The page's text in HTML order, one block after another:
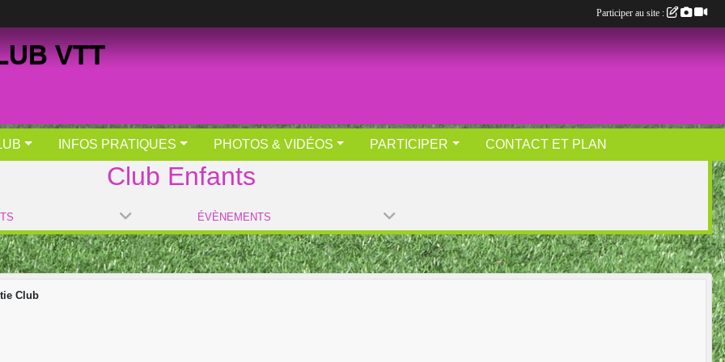
VTT
INFOS PRATIQUES PHOTOS & VIDÉOS PARTICIPER CONTACT ET PLAN
Club Enfants
ÉVÈNEMENTS
Club
Participer au site :